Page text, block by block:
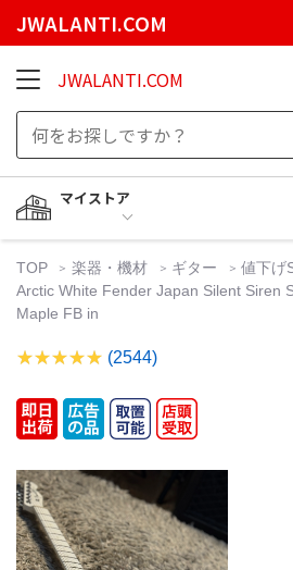
JWALANTI.COM
JWALANTI.COM
マイストア
TOP 楽器・機材 ギター
値下げ
Arctic White Fender Japan Silent Siren
Maple FB in
(2544)